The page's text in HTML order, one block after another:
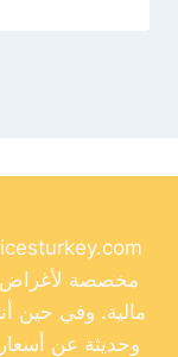
مخصصة لأغراض
مالية. وفي حين
وحديثة عن